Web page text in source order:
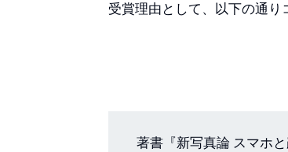
受賞理由として、以下の通り
著書『新写真論 スマホ